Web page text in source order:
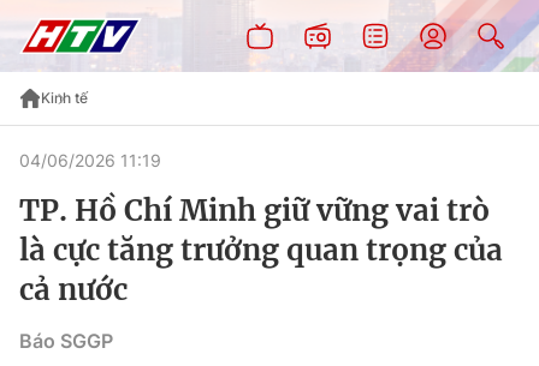
Kinh tế
04/06/2026 11:19
TP. Hồ Chí Minh giữ vững vai trò
là cực tăng trưởng quan trọng của
cả nước
Báo SGGP